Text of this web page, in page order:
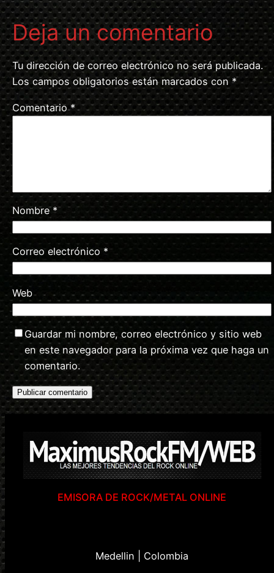
Deja un comentario
Tu dirección de correo electrónico no será publicada.
Los campos obligatorios están marcados con *
Comentario*
Nombre*
Correo electrónico *
Web
Guardar mi nombre, correo electrónico y sitio web
en este navegador para la próxima vez que haga un
comentario.
EMISORA DE ROCK/METAL ONLINE
Medellin | Colombia